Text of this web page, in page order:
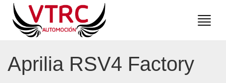
Aprilia RSV4 Factory